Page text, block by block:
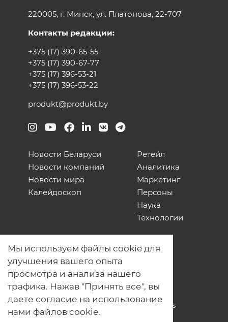
220005, г. Минск, ул. Платонова, 22-707
Контакты редакции:
+375 (17) 390-65-55
+375 (17) 390-67-77
+375 (17) 396-53-21
+375 (17) 396-53-22
produkt@produkt.by
Новости Беларуси
Новости компаний
Новости мира
Калейдоскоп
Ретейл
Аналитика
Маркетинг
Персоны
Наука
Технологии
О нас
Наши проекты
Связь с нами
Общая политика обработки
персональных данных
Политика обработки файлов Cookies
Политика обработки персональных
Мы используем файлы cookie для
улучшения вашего опыта
просмотра и анализа нашего
трафика. Нажав "Принять все", вы
даете согласие на использование
нами файлов cookie.